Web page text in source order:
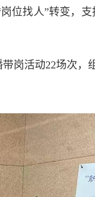
位找人”转变，
活动22场次，